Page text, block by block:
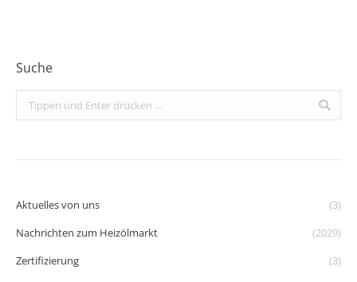
Suche
Search:
Aktuelles von uns
(3)
Nachrichten zum Heizölmarkt
(2029)
Zertifizierung
(3)